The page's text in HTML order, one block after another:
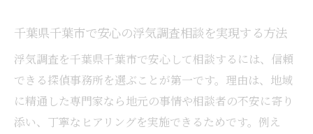
千葉市で浮気調査相談から解決までの流れ
を解説
安心感を大切にした浮気調査の進め方とは
浮気調査相談を成功に導く千葉市の工夫
千葉市で浮気調査を依頼する際の心構え
千葉県千葉市で安心の浮気調査相談を実現する方法
浮気調査を千葉県千葉市で安心して相談するには、信頼
できる探偵事務所を選ぶことが第一です。理由は、地域
に精通した専門家なら地元の事情や相談者の不安に寄り
添い、丁寧なヒアリングを実施できるためです。例え